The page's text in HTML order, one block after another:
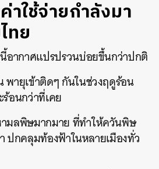
าใช้จ่ายกำลังมา
ทย
อากาศแปรปรวนบ่อยขึ้นกว่าปกติ
ายุเข้าติดๆ กันในช่วงฤดูร้อน
อนกว่าที่เคย
มลพิษมากมาย ที่ทำให้ควันพิษ
ปกคลุมท้องฟ้าในหลายเมืองทั่ว